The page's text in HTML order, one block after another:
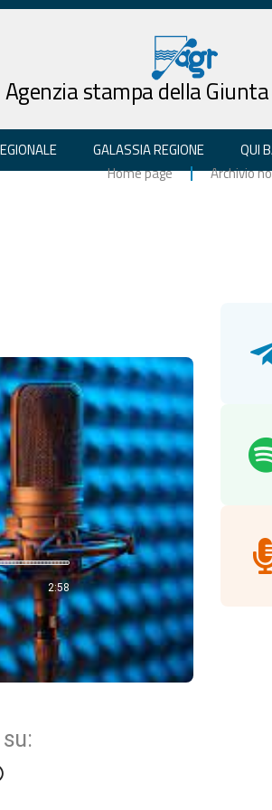
Agenzia stampa della
GALASSIA REGIONE QUI
Home page
Archivio
2:58